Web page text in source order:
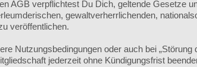
AGB verpflichtest Du Dich, geltende Gesetze
gewaltverherrlichenden,
veröffentlichen.
Nutzungsbedingungen oder auch bei
jederzeit ohne Kündigungsfrist